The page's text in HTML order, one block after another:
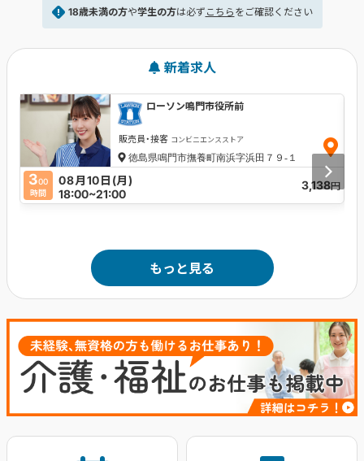
18歳未満の方や学生の方は必ず こちら をご確認ください
新着求人
ローソン鳴門市役所前
販売員・接客 コンビニエンスストア
徳島県鳴門市撫養町南浜字浜田７９‐１
300
時間
08月10日(月)
18:00~21:00
3,138円
もっと見る